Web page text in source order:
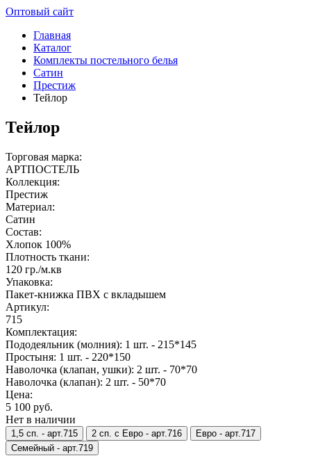
Оптовый сайт
Главная
Каталог
Комплекты постельного белья
Сатин
Престиж
Тейлор
Тейлор
Торговая марка:
АРТПОСТЕЛЬ
Коллекция:
Престиж
Материал:
Сатин
Состав:
Хлопок 100%
Плотность ткани:
120 гр./м.кв
Упаковка:
Пакет-книжка ПВХ с вкладышем
Артикул:
715
Комплектация:
Пододеяльник (молния): 1 шт. - 215*145
Простыня: 1 шт. - 220*150
Наволочка (клапан, ушки): 2 шт. - 70*70
Наволочка (клапан): 2 шт. - 50*70
Цена:
5 100 руб.
Нет в наличии
1,5 сп. - арт.715 2 сп. с Евро - арт.716 Евро - арт.717
Семейный - арт.719